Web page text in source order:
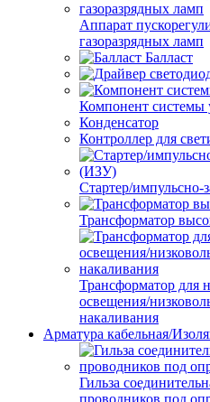
Аппарат
газоразрядных ламп
Балласт
Компонент системы
Конденсатор
Контроллер для
Стартер/
Трансформатор
Трансформатор для
освещения/
накаливания
Арматура кабельная/
Гильза
проводников под